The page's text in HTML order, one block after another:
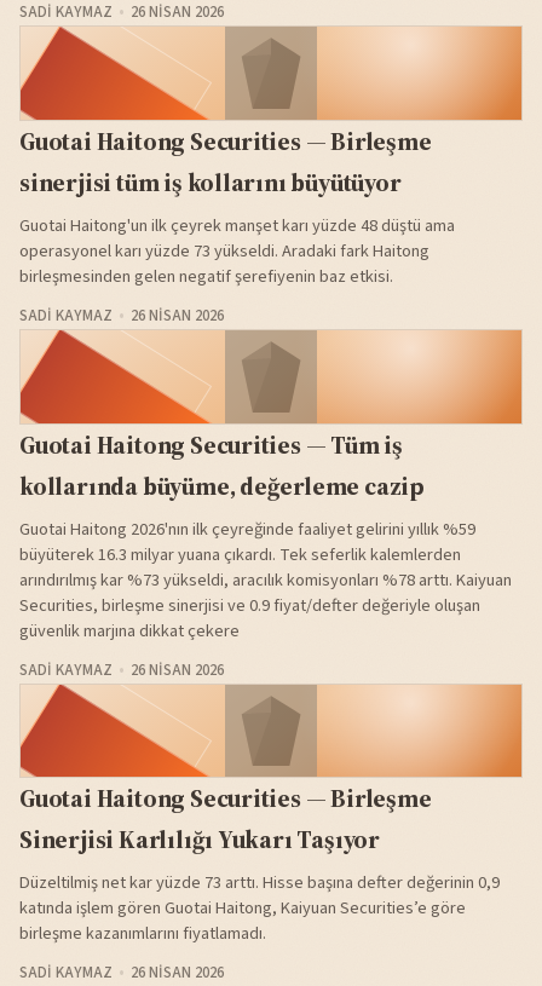
SADI KAYMAZ 26 NISAN 2026
Guotai Haitong Securities — Birleşme
sinerjisi tüm iş kollarını büyütüyor
Guotai Haitong'un ilk çeyrek manşet karı yüzde 48 düştü ama
operasyonel karı yüzde 73 yükseldi. Aradaki fark Haitong
birleşmesinden gelen negatif şerefiyenin baz etkisi.
SADI KAYMAZ 26 NISAN 2026
Guotai Haitong Securities — Tüm iş
kollarında büyüme, değerleme cazip
Guotai Haitong 2026'nın ilk çeyreğinde faaliyet gelirini yıllık %59
büyüterek 16.3 milyar yuana çıkardı. Tek seferlik kalemlerden
arındırılmış kar %73 yükseldi, aracılık komisyonları %78 arttı. Kaiyuan
Securities, birleşme sinerjisi ve 0.9 fiyat/defter değeriyle oluşan
güvenlik marjına dikkat çekere
SADI KAYMAZ 26 NISAN 2026
Guotai Haitong Securities — Birleşme
Sinerjisi Karlılığı Yukarı Taşıyor
Düzeltilmiş net kar yüzde 73 arttı. Hisse başına defter değerinin 0,9
katında işlem gören Guotai Haitong, Kaiyuan Securities’e göre
birleşme kazanımlarını fiyatlamadı.
SADI KAYMAZ 26 NISAN 2026